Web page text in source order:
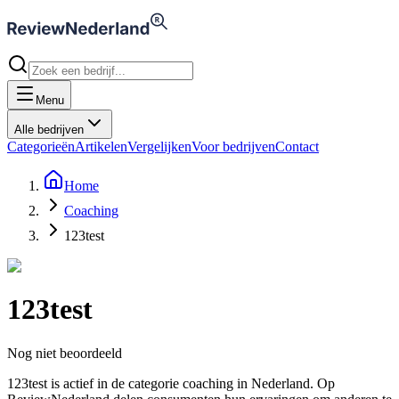
Menu
Alle bedrijven
CategorieënArtikelenVergelijkenVoor bedrijvenContact
Home
Coaching
123test
123test
Nog niet beoordeeld
123test is actief in de categorie coaching in Nederland. Op